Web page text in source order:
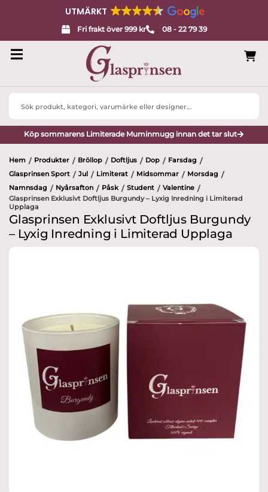
UTMÄRKT
Fri frakt över 999 kr 08 - 22 79 39
Search
Köp sommarens Limiterade Muminmugg innan det tar slut
Hem / Produkter / Bröllop / Doftljus / Dop / Farsdag /
Glasprinsen Sport / Jul / Limiterat / Midsommar / Morsdag /
Namnsdag / Nyårsafton / Påsk / Student / Valentine /
Glasprinsen Exklusivt Doftljus Burgundy – Lyxig Inredning i Limiterad
Upplaga
Glasprinsen Exklusivt Doftljus Burgundy
– Lyxig Inredning i Limiterad Upplaga